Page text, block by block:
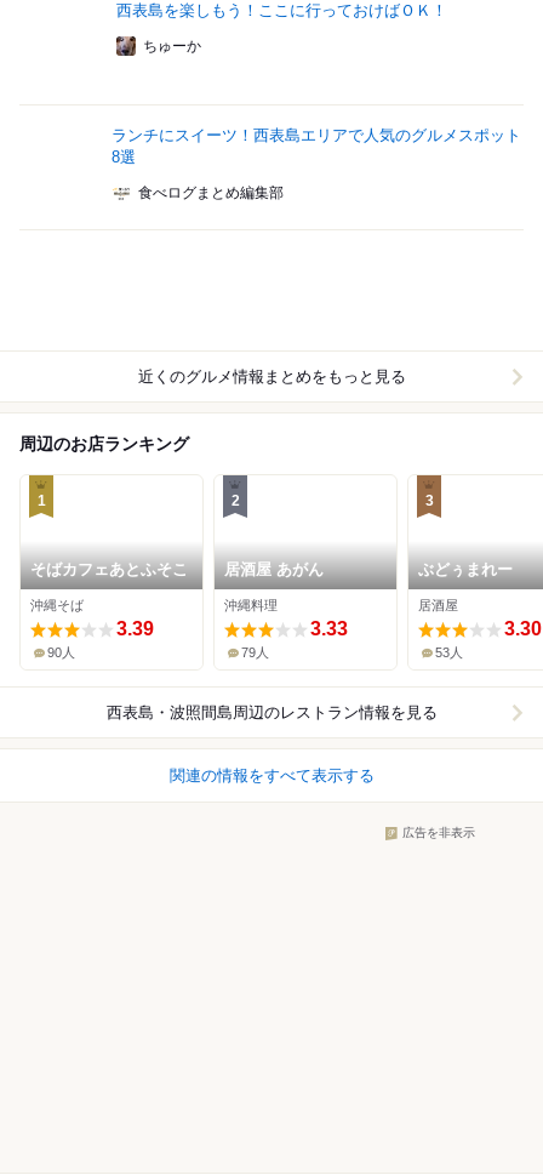
西表島を楽しもう！ここに行っておけばＯＫ！
ちゅーか
ランチにスイーツ！西表島エリアで人気のグルメスポット
8選
食べログまとめ編集部
近くのグルメ情報まとめをもっと見る
周辺のお店ランキング
1
そばカフェあとふそこ
沖縄そば
3.39
90人
2
居酒屋 あがん
沖縄料理
3.33
79人
3
ぶどぅまれー
居酒屋
3.30
53人
西表島・波照間島周辺のレストラン情報を見る
関連の情報をすべて表示する
広告を非表示